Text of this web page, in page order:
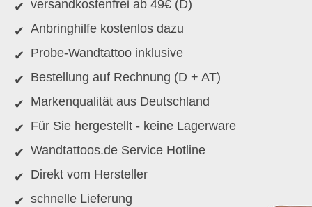
versandkostenfrei ab 49€ (D)
Anbringhilfe kostenlos dazu
Probe-Wandtattoo inklusive
Bestellung auf Rechnung (D + AT)
Markenqualität aus Deutschland
Für Sie hergestellt - keine Lagerware
Wandtattoos.de Service Hotline
Direkt vom Hersteller
schnelle Lieferung